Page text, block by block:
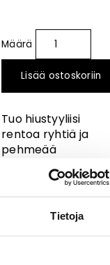
Tietoja
Lisää ostoskoriin
Tuo hiustyyliisi
rentoa ryhtiä ja
pehmeää
tekstuuria tällä
neulotulla
laskospannalla.
Kevyt neulos ja
kauniit laskokset
tekevät